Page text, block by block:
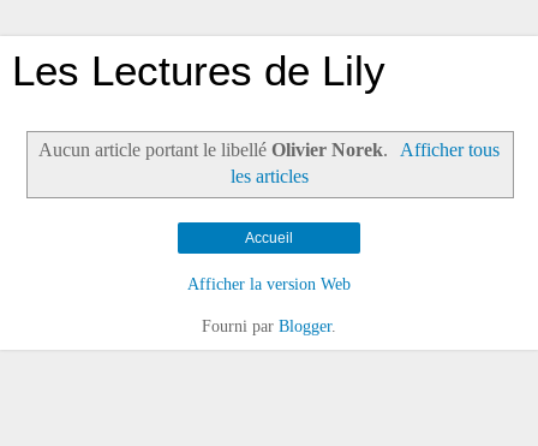
Les Lectures de Lily
Aucun article portant le libellé Olivier Norek.
Afficher tous
les articles
Accueil
Afficher la version Web
Fourni par Blogger.